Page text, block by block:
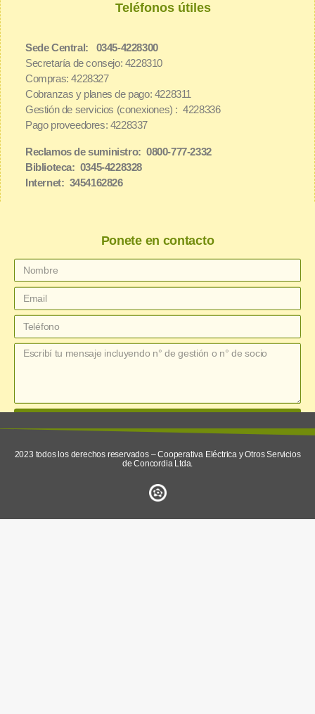
Teléfonos útiles
Sede Central: 0345-4228300
Secretaría de consejo: 4228310
Compras: 4228327
Cobranzas y planes de pago: 4228311
Gestión de servicios (conexiones) : 4228336
Pago proveedores: 4228337
Reclamos de suministro: 0800-777-2332
Biblioteca: 0345-4228328
Internet: 3454162826
Ponete en contacto
2023 todos los derechos reservados – Cooperativa Eléctrica y Otros Servicios
de Concordia Ltda.